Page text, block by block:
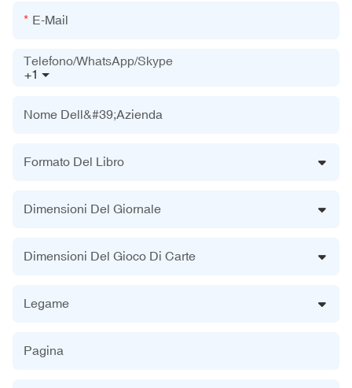
E-Mail
+1
Telefono/WhatsApp/Skype
Nome Dell&#39;azienda
Formato Del Libro
Dimensioni Del Giornale
Dimensioni Del Gioco Di Carte
Legame
Pagina